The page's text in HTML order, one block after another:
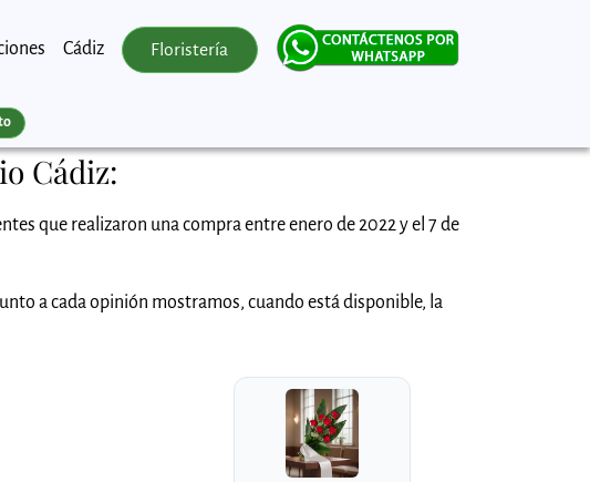
Cádiz Floristería
Cádiz:
que realizaron una compra entre enero de 2022 y el 7 de
a cada opinión mostramos, cuando está disponible, la